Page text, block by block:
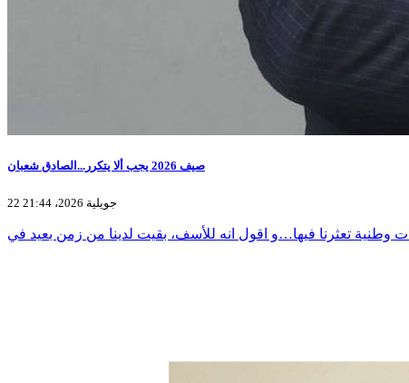
صيف 2026 يجب ألا يتكرر...الصادق شعبان
22 جويلية 2026، 21:44